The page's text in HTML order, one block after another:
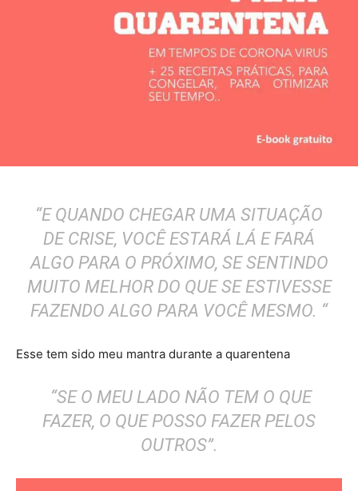
“E QUANDO CHEGAR UMA SITUAÇÃO
DE CRISE, VOCÊ ESTARÁ LÁ E FARÁ
ALGO PARA O PRÓXIMO, SE SENTINDO
MUITO MELHOR DO QUE SE ESTIVESSE
FAZENDO ALGO PARA VOCÊ MESMO. “
Esse tem sido meu mantra durante a quarentena
“SE O MEU LADO NÃO TEM O QUE
FAZER, O QUE POSSO FAZER PELOS
OUTROS”.